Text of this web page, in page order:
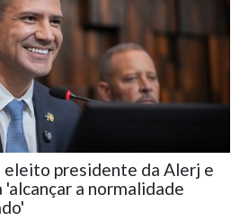
eleito presidente da Alerj e
a normalidade